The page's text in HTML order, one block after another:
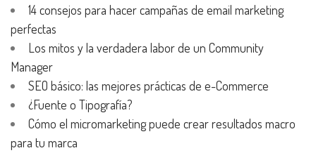
14 consejos para hacer campañas de email marketing
perfectas
Los mitos y la verdadera labor de un Community
Manager
SEO básico: las mejores prácticas de e-Commerce
¿Fuente o Tipografía?
Cómo el micromarketing puede crear resultados macro
para tu marca